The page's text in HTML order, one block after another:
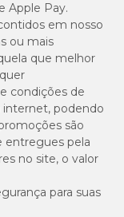
Apple Pay.
em nosso
ou mais
que melhor
condições de
internet, podendo
são
entregues pela
no site, o valor
para suas